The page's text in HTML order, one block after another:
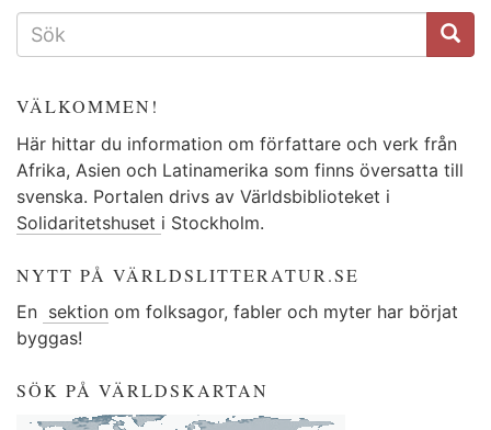
SÖKFORMULÄR
VÄLKOMMEN!
Här hittar du information om författare och verk från
Afrika, Asien och Latinamerika som finns översatta till
svenska. Portalen drivs av Världsbiblioteket i
Solidaritetshuset i Stockholm.
NYTT PÅ VÄRLDSLITTERATUR.SE
En sektion om folksagor, fabler och myter har börjat
byggas!
SÖK PÅ VÄRLDSKARTAN